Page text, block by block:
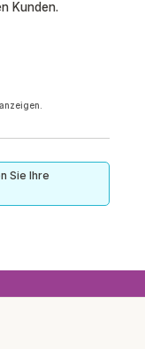
Kunden.
Sie Ihre